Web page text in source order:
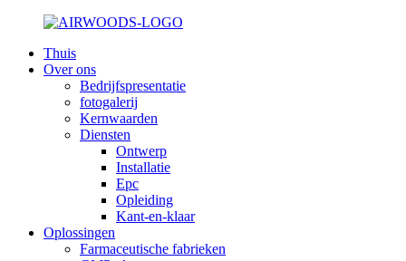
Thuis
Over ons
Bedrijfspresentatie
fotogalerij
Kernwaarden
Diensten
Ontwerp
Installatie
Epc
Opleiding
Kant-en-klaar
Oplossingen
Farmaceutische fabrieken